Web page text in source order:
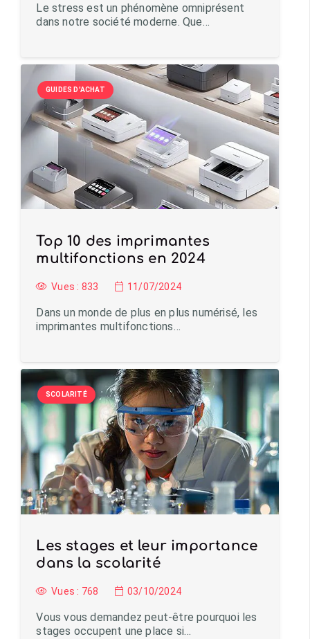
Le stress est un phénomène omniprésent
dans notre société moderne. Que…
GUIDES D'ACHAT
Top 10 des imprimantes
multifonctions en 2024
Vues : 833 11/07/2024
Dans un monde de plus en plus numérisé, les
imprimantes multifonctions…
SCOLARITÉ
Les stages et leur importance
dans la scolarité
Vues : 768 03/10/2024
Vous vous demandez peut-être pourquoi les
stages occupent une place si…